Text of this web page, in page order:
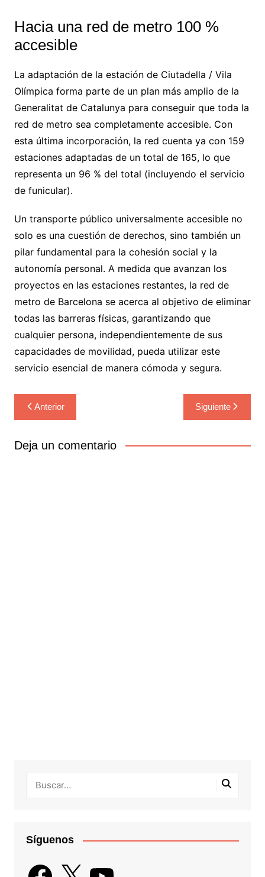
Hacia una red de metro 100 %
accesible
La adaptación de la estación de Ciutadella / Vila
Olímpica forma parte de un plan más amplio de la
Generalitat de Catalunya para conseguir que toda la
red de metro sea completamente accesible. Con
esta última incorporación, la red cuenta ya con 159
estaciones adaptadas de un total de 165, lo que
representa un 96 % del total (incluyendo el servicio
de funicular).
Un transporte público universalmente accesible no
solo es una cuestión de derechos, sino también un
pilar fundamental para la cohesión social y la
autonomía personal. A medida que avanzan los
proyectos en las estaciones restantes, la red de
metro de Barcelona se acerca al objetivo de eliminar
todas las barreras físicas, garantizando que
cualquier persona, independientemente de sus
capacidades de movilidad, pueda utilizar este
servicio esencial de manera cómoda y segura.
Navegación
de
entradas
Anterior Siguiente
Deja un comentario
Síguenos
Facebook
X YouTube